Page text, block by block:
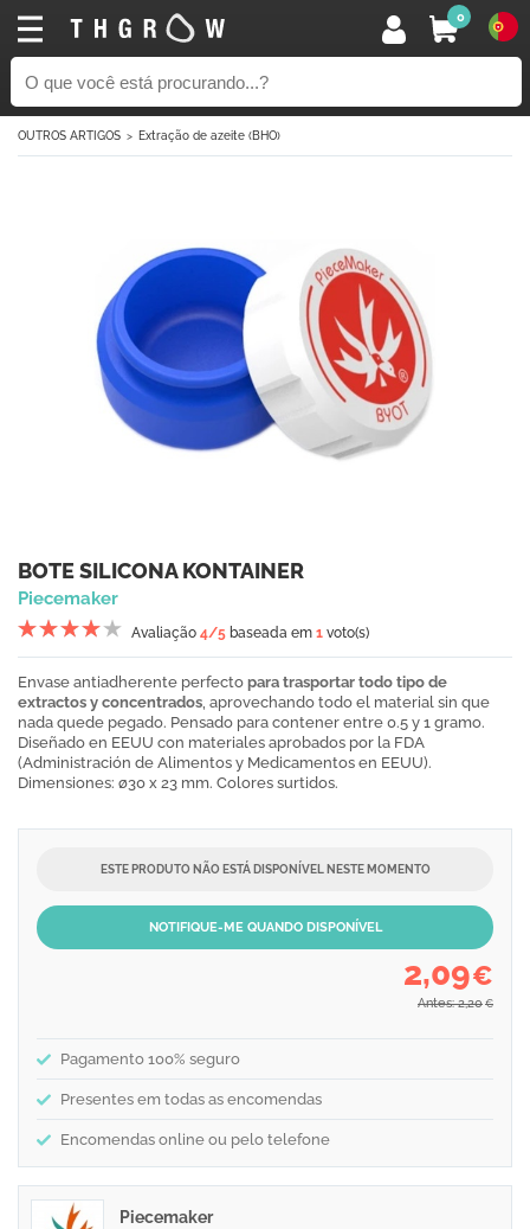
0
OUTROS ARTIGOS Extração de azeite (BHO)
BOTE SILICONA KONTAINER
Piecemaker
Avaliação 4/5 baseada em 1 voto(s)
Envase antiadherente perfecto para trasportar todo tipo de
extractos y concentrados, aprovechando todo el material sin que
nada quede pegado. Pensado para contener entre 0.5 y 1 gramo.
Diseñado en EEUU con materiales aprobados por la FDA
(Administración de Alimentos y Medicamentos en EEUU).
Dimensiones: ø30 x 23 mm. Colores surtidos.
ESTE PRODUTO NÃO ESTÁ DISPONÍVEL NESTE MOMENTO
NOTIFIQUE-ME QUANDO DISPONÍVEL
2,09€
Antes: 2,20 €
Pagamento 100% seguro
Presentes em todas as encomendas
Encomendas online ou pelo telefone
Piecemaker